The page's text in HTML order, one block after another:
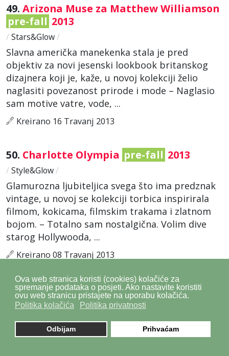
Ova web stranica koristi (cookies) kolačiće za
spremanje podataka o posjeti. Ako nastavite koristiti
ovu web stranicu pristajete na uporabu kolačića.
Politika kolačića
Politika privatnosti
Odbijam Prihvaćam
49. Arizona Muse za Matthew Williamson
pre-fall 2013
/ Stars&Glow/
Slavna američka manekenka stala je pred
objektiv za novi jesenski lookbook britanskog
dizajnera koji je, kaže, u novoj kolekciji želio
naglasiti povezanost prirode i mode – Naglasio
sam motive vatre, vode, ...
Kreirano 16 Travanj 2013
50. Charlotte Olympia pre-fall 2013
/ Style&Glow/
Glamurozna ljubiteljica svega što ima predznak
vintage, u novoj se kolekciji torbica inspirirala
filmom, kokicama, filmskim trakama i zlatnom
bojom. – Totalno sam nostalgična. Volim dive
starog Hollywooda, ...
Kreirano 08 Travanj 2013
51.Jean Paul Gaultier /pre-fall2013
Style&Glow/
... i brišemo stilska pravila.Pre-fallkolekcija
sastoji se od inovativnih jakni, kaputa i hlača